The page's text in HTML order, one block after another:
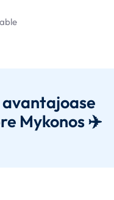
Mykonos ✈️